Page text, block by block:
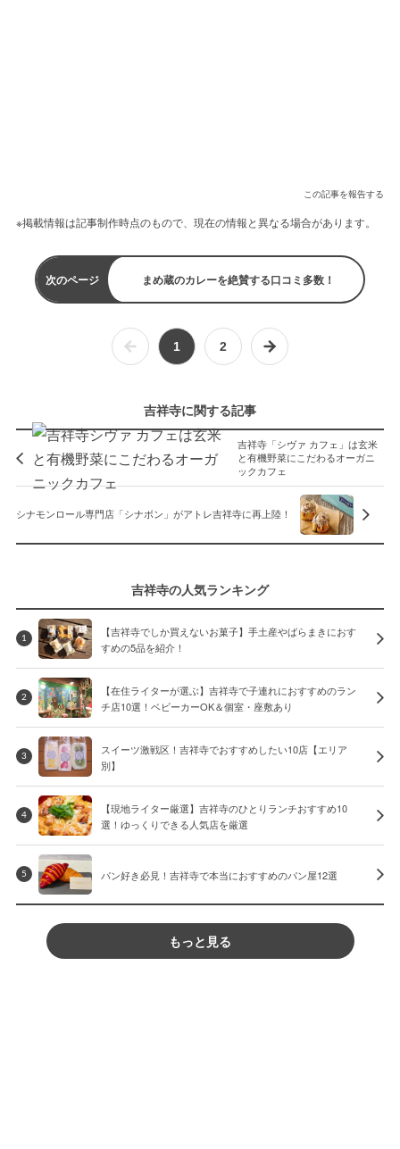
この記事を報告する
※掲載情報は記事制作時点のもので、現在の情報と異なる場合があります。
次のページ まめ蔵のカレーを絶賛する口コミ多数！
1 2
吉祥寺に関する記事
吉祥寺「シヴァ カフェ」は玄米
と有機野菜にこだわるオーガニ
ックカフェ
シナモンロール専門店「シナボン」がアトレ吉祥寺に再上陸！
吉祥寺の人気ランキング
1
【吉祥寺でしか買えないお菓子】手土産やばらまきにおす
すめの5品を紹介！
2
【在住ライターが選ぶ】吉祥寺で子連れにおすすめのラン
チ店10選！ベビーカーOK＆個室・座敷あり
3
スイーツ激戦区！吉祥寺でおすすめしたい10店【エリア
別】
4
【現地ライター厳選】吉祥寺のひとりランチおすすめ10
選！ゆっくりできる人気店を厳選
5 パン好き必見！吉祥寺で本当におすすめのパン屋12選
もっと見る